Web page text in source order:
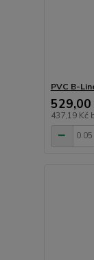
PVC B-
529,00
437,19 Kč